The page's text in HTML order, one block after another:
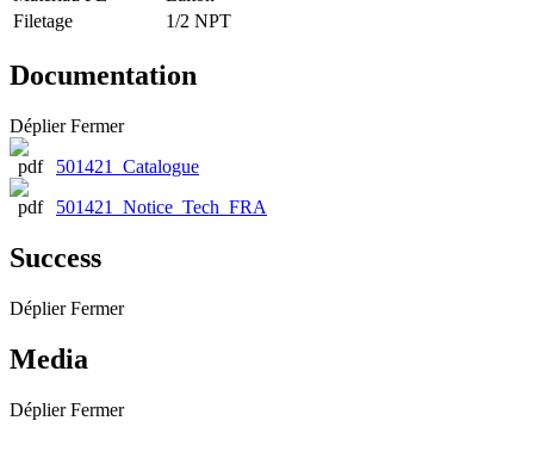
Filetage
1/2 NPT
Documentation
Déplier Fermer
501421_Catalogue
501421_Notice_Tech_FRA
Success
Déplier Fermer
Media
Déplier Fermer